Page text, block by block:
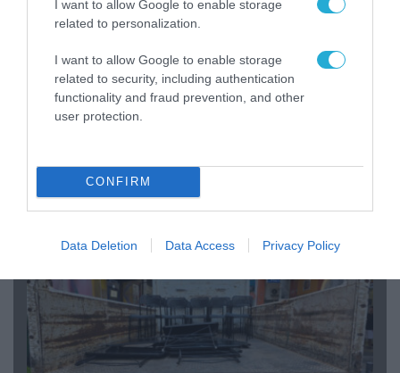
I want to allow Google to enable storage
related to personalization.
I want to allow Google to enable storage
related to security, including authentication
functionality and fraud prevention, and other
user protection.
CONFIRM
Data Deletion Data Access Privacy Policy
Κωνσταντίνο Ζούλα από τον ΣΚΑΪ – Ο λόγος της
απομάκρυνσής του